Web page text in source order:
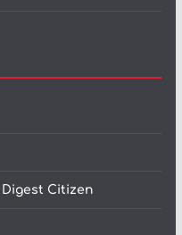
Citizen